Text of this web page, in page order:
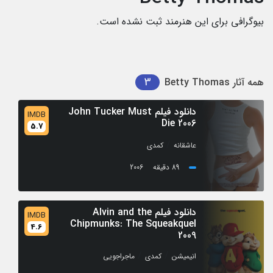
بیوگرافی برای این هنرمند ثبت نشده است.
همه آثار Betty Thomas
3
دانلود فیلم John Tucker Must
Die 2006
IMDB
5.7
عاشقانه /کمدی
89 دقیقه
2006
دانلود فیلم Alvin and the
Chipmunks: The Squeakquel
2009
IMDB
4.6
انیمیشن /کمدی
ماجراجویی